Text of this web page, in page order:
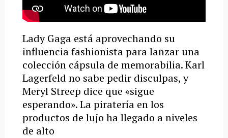
Lady Gaga está aprovechando su
influencia fashionista para lanzar una
colección cápsula de memorabilia. Karl
Lagerfeld no sabe pedir disculpas, y
Meryl Streep dice que «sigue
esperando». La piratería en los
productos de lujo ha llegado a niveles
de alto